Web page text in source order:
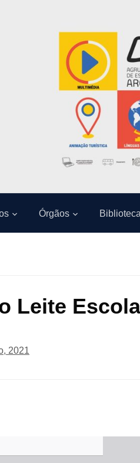
Órgãos
Leite
2021